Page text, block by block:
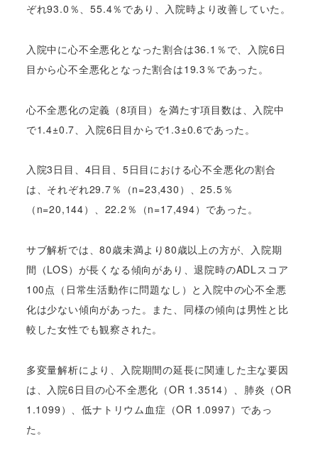
ぞれ93.0％、55.4％であり、入院時より改善していた。
入院中に心不全悪化となった割合は36.1％で、入院6日
目から心不全悪化となった割合は19.3％であった。
心不全悪化の定義（8項目）を満たす項目数は、入院中
で1.4±0.7、入院6日目からで1.3±0.6であった。
入院3日目、4日目、5日目における心不全悪化の割合
は、それぞれ29.7％（n=23,430）、25.5％
（n=20,144）、22.2％（n=17,494）であった。
サブ解析では、80歳未満より80歳以上の方が、入院期
間（LOS）が長くなる傾向があり、退院時のADLスコア
100点（日常生活動作に問題なし）と入院中の心不全悪
化は少ない傾向があった。また、同様の傾向は男性と比
較した女性でも観察された。
多変量解析により、入院期間の延長に関連した主な要因
は、入院6日目の心不全悪化（OR 1.3514）、肺炎（OR
1.1099）、低ナトリウム血症（OR 1.0997）であっ
た。